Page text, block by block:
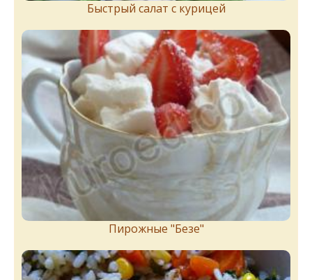
Быстрый салат с курицей
Пирожныe "Бeзe"